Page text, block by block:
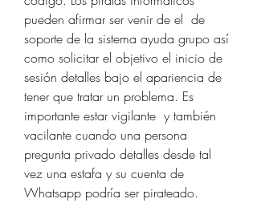
pueden afirmar ser venir de el  de
soporte de la sistema ayuda grupo así
como solicitar el objetivo el inicio de
sesión detalles bajo el apariencia de
tener que tratar un problema. Es
importante estar vigilante  y también
vacilante cuando una persona
pregunta privado detalles desde tal
vez una estafa y su cuenta de
Whatsapp podría ser pirateado.